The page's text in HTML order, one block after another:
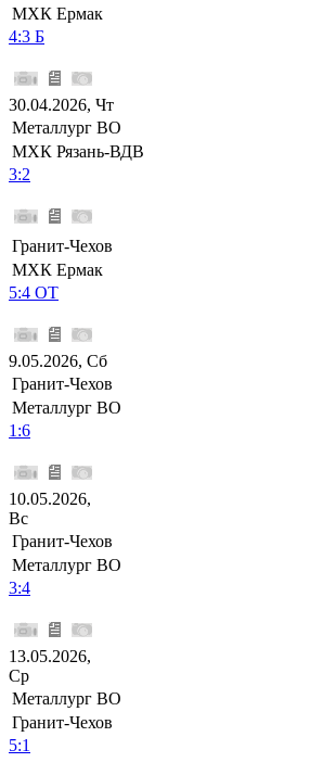
МХК Ермак
4:3 Б
30.04.2026, Чт
Металлург ВО
МХК Рязань-ВДВ
3:2
Гранит-Чехов
МХК Ермак
5:4 ОТ
9.05.2026, Сб
Гранит-Чехов
Металлург ВО
1:6
10.05.2026,
Вс
Гранит-Чехов
Металлург ВО
3:4
13.05.2026,
Ср
Металлург ВО
Гранит-Чехов
5:1